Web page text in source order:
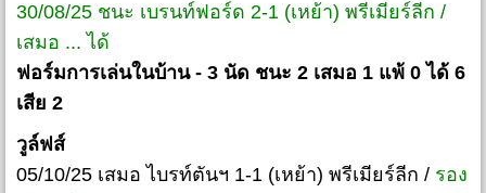
30/08/25 ชนะ เบรนท์ฟอร์ด 2-1 (เหย้า) พรีเมียร์ลีก /
เสมอ ... ได้
ฟอร์มการเล่นในบ้าน - 3 นัด ชนะ 2 เสมอ 1 แพ้ 0 ได้ 6
เสีย 2
วูล์ฟส์
05/10/25 เสมอ ไบรท์ตันฯ 1-1 (เหย้า) พรีเมียร์ลีก / รอง